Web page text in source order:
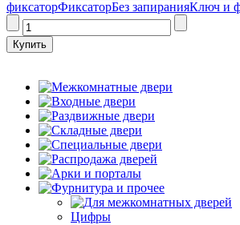
фиксаторФиксаторБез запиранияКлюч и
Межкомнатные двери
Входные двери
Раздвижные двери
Складные двери
Специальные двери
Распродажа дверей
Арки и порталы
Фурнитура и прочее
Для межкомнатных дверей
Цифры